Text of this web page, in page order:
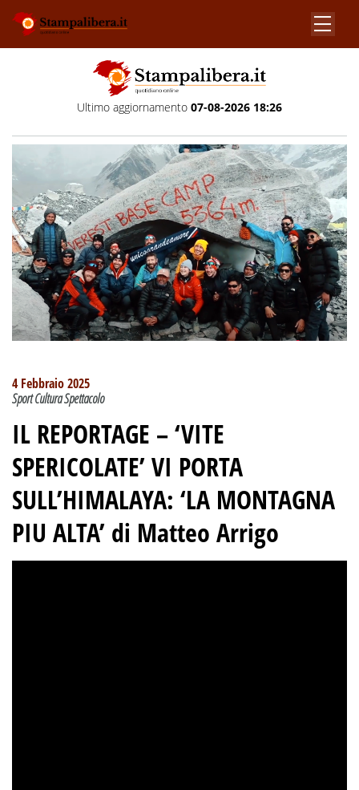
Ultimo aggiornamento 07-08-2026 18:26
4 Febbraio 2025
Sport Cultura Spettacolo
IL REPORTAGE –‘VITE
SPERICOLATE’ VI PORTA
SULL’HIMALAYA: ‘LA MONTAGNA
PIU ALTA’ di Matteo Arrigo